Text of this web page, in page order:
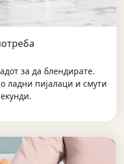
за да блендирате.
ладни пијалаци и смути